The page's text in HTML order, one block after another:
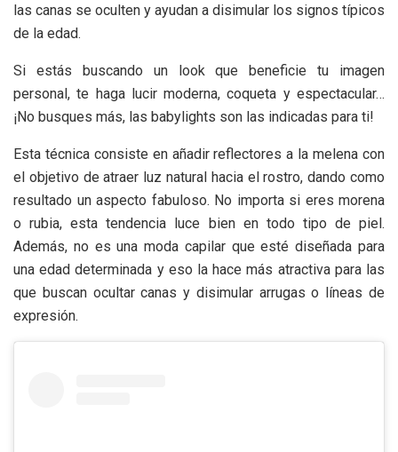
las canas se oculten y ayudan a disimular los signos típicos
de la edad.
Si estás buscando un look que beneficie tu imagen
personal, te haga lucir moderna, coqueta y espectacular…
¡No busques más, las babylights son las indicadas para ti!
Esta técnica consiste en añadir reflectores a la melena con
el objetivo de atraer luz natural hacia el rostro, dando como
resultado un aspecto fabuloso. No importa si eres morena
o rubia, esta tendencia luce bien en todo tipo de piel.
Además, no es una moda capilar que esté diseñada para
una edad determinada y eso la hace más atractiva para las
que buscan ocultar canas y disimular arrugas o líneas de
expresión.